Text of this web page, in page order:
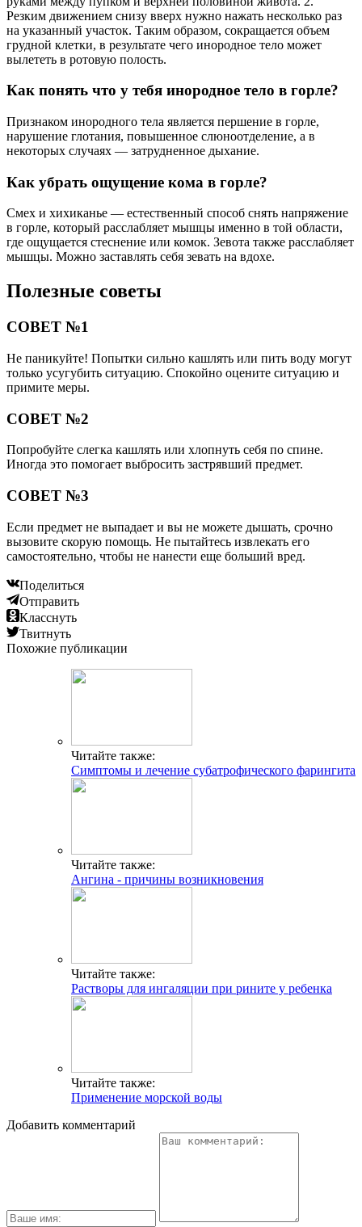
Резким движением снизу вверх нужно нажать несколько раз
на указанный участок. Таким образом, сокращается объем
грудной клетки, в результате чего инородное тело может
вылететь в ротовую полость.
Как понять что у тебя инородное тело в горле?
Признаком инородного тела является першение в горле,
нарушение глотания, повышенное слюноотделение, а в
некоторых случаях — затрудненное дыхание.
Как убрать ощущение кома в горле?
Смех и хихиканье — естественный способ снять напряжение
в горле, который расслабляет мышцы именно в той области,
где ощущается стеснение или комок. Зевота также расслабляет
мышцы. Можно заставлять себя зевать на вдохе.
Полезные советы
СОВЕТ №1
Не паникуйте! Попытки сильно кашлять или пить воду могут
только усугубить ситуацию. Спокойно оцените ситуацию и
примите меры.
СОВЕТ №2
Попробуйте слегка кашлять или хлопнуть себя по спине.
Иногда это помогает выбросить застрявший предмет.
СОВЕТ №3
Если предмет не выпадает и вы не можете дышать, срочно
вызовите скорую помощь. Не пытайтесь извлекать его
самостоятельно, чтобы не нанести еще больший вред.
Поделиться
Отправить
Класснуть
Твитнуть
Похожие публикации
Читайте также:
Симптомы и лечение субатрофического фарингита
Читайте также:
Ангина - причины возникновения
Читайте также:
Растворы для ингаляции при рините у ребенка
Читайте также:
Применение морской воды
Добавить комментарий